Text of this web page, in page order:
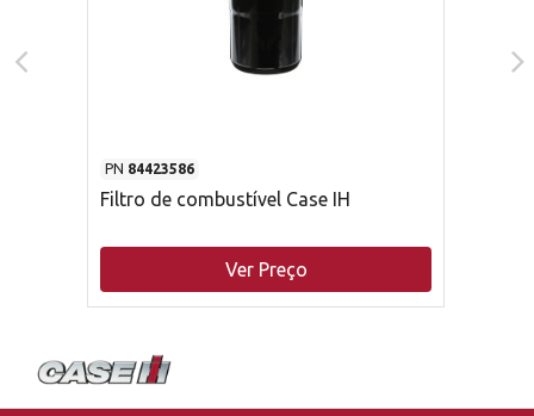
PN 84423586
Filtro de combustível Case IH
Ver Preço